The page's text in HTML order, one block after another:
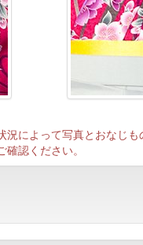
によって写真とおなじも
認ください。